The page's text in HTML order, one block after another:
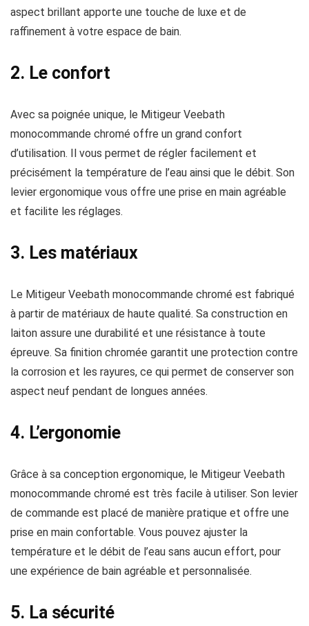
aspect brillant apporte une touche de luxe et de
raffinement à votre espace de bain.
2. Le confort
Avec sa poignée unique, le Mitigeur Veebath
monocommande chromé offre un grand confort
d’utilisation. Il vous permet de régler facilement et
précisément la température de l’eau ainsi que le débit. Son
levier ergonomique vous offre une prise en main agréable
et facilite les réglages.
3. Les matériaux
Le Mitigeur Veebath monocommande chromé est fabriqué
à partir de matériaux de haute qualité. Sa construction en
laiton assure une durabilité et une résistance à toute
épreuve. Sa finition chromée garantit une protection contre
la corrosion et les rayures, ce qui permet de conserver son
aspect neuf pendant de longues années.
4. L’ergonomie
Grâce à sa conception ergonomique, le Mitigeur Veebath
monocommande chromé est très facile à utiliser. Son levier
de commande est placé de manière pratique et offre une
prise en main confortable. Vous pouvez ajuster la
température et le débit de l’eau sans aucun effort, pour
une expérience de bain agréable et personnalisée.
5. La sécurité